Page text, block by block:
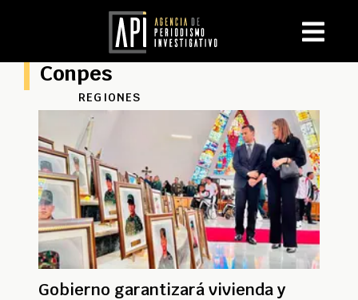
Conpes
REGIONES
Gobierno garantizará vivienda y